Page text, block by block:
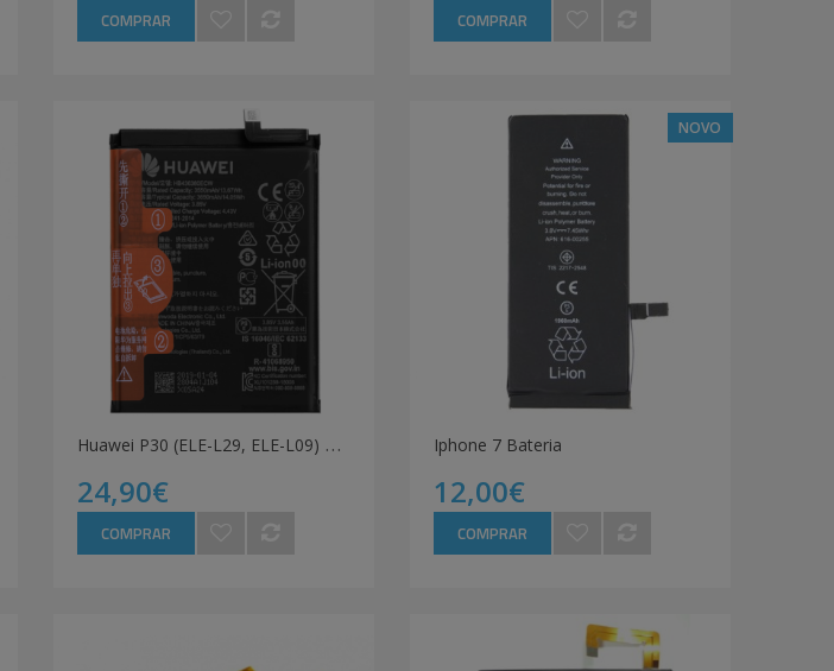
COMPRAR COMPRAR
H
uawei P30 (ELE-L29, ELE-L09) Bateria
24,90€
COMPRAR
NOVO
Iphone 7 Bateria
12,00€
COMPRAR